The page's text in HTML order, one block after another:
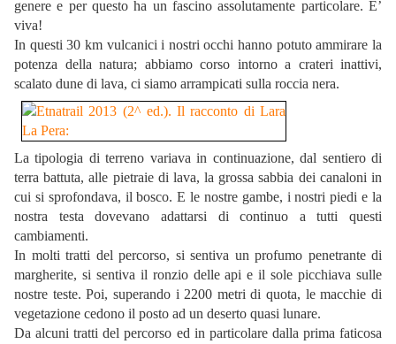
genere e per questo ha un fascino assolutamente particolare. E’
viva!
In questi 30 km vulcanici i nostri occhi hanno potuto ammirare la
potenza della natura; abbiamo corso intorno a crateri inattivi,
scalato dune di lava, ci siamo arrampicati sulla roccia nera.
La tipologia di terreno variava in continuazione, dal sentiero di
terra battuta, alle pietraie di lava, la grossa sabbia dei canaloni in
cui si sprofondava, il bosco. E le nostre gambe, i nostri piedi e la
nostra testa dovevano adattarsi di continuo a tutti questi
cambiamenti.
In molti tratti del percorso, si sentiva un profumo penetrante di
margherite, si sentiva il ronzio delle api e il sole picchiava sulle
nostre teste. Poi, superando i 2200 metri di quota, le macchie di
vegetazione cedono il posto ad un deserto quasi lunare.
Da alcuni tratti del percorso ed in particolare dalla prima faticosa